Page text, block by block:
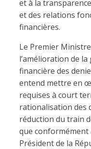
et à la
et des relations
financières.
Le Premier
l’amélioration de
financière des
entend mettre en
requises à court
rationalisation des
réduction du train
que
Président de la